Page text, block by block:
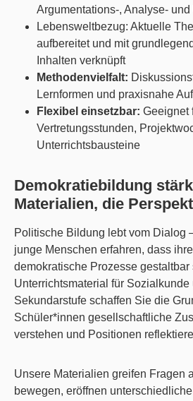
Argumentations-, Analyse-
Lebensweltbezug: Aktuelle
aufbereitet und mit
Inhalten verknüpft
Methodenvielfalt:
Lernformen und praxisnahe
Flexibel einsetzbar: Geeignet
Vertretungsstunden,
Unterrichtsbausteine
Demokratiebildung
Materialien, die
Politische Bildung lebt vom Dialog
junge Menschen erfahren, dass
demokratische Prozesse
Unterrichtsmaterial für
Sekundarstufe schaffen Sie die
Schüler*innen gesellschaftliche
verstehen und Positionen
Unsere Materialien greifen Fragen
bewegen, eröffnen